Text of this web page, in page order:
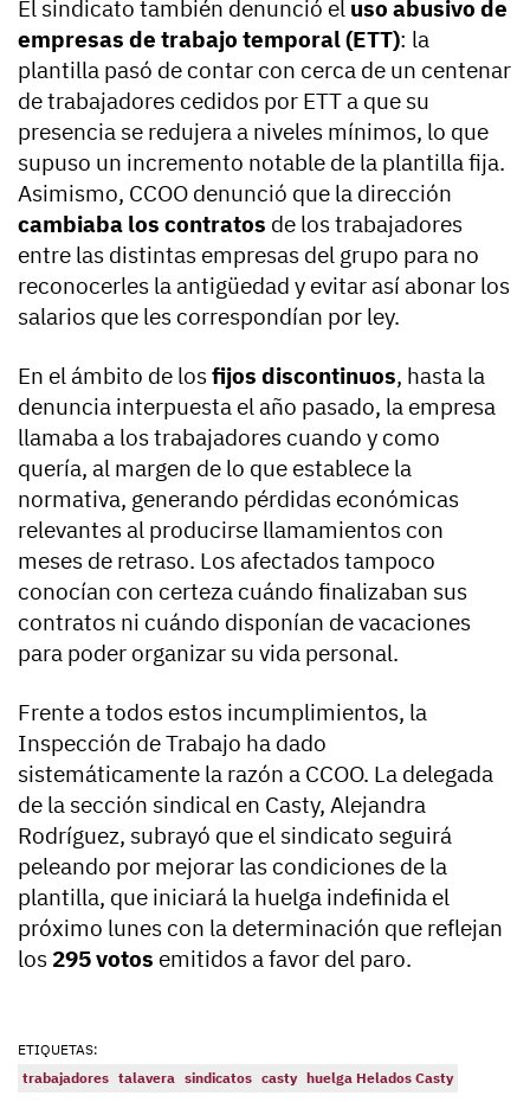
El sindicato también denunció el uso abusivo de
empresas de trabajo temporal (ETT): la
plantilla pasó de contar con cerca de un centenar
de trabajadores cedidos por ETT a que su
presencia se redujera a niveles mínimos, lo que
supuso un incremento notable de la plantilla fija.
Asimismo, CCOO denunció que la dirección
cambiaba los contratos de los trabajadores
entre las distintas empresas del grupo para no
reconocerles la antigüedad y evitar así abonar los
salarios que les correspondían por ley.
En el ámbito de losfijos discontinuos, hasta la
denuncia interpuesta el año pasado, la empresa
llamaba a los trabajadores cuando y como
quería, al margen de lo que establece la
normativa, generando pérdidas económicas
relevantes al producirse llamamientos con
meses de retraso. Los afectados tampoco
conocían con certeza cuándo finalizaban sus
contratos ni cuándo disponían de vacaciones
para poder organizar su vida personal.
Frente a todos estos incumplimientos, la
Inspección de Trabajo ha dado
sistemáticamente la razón a CCOO. La delegada
de la sección sindical en Casty, Alejandra
Rodríguez, subrayó que el sindicato seguirá
peleando por mejorar las condiciones de la
plantilla, que iniciará la huelga indefinida el
próximo lunes con la determinación que reflejan
los 295 votos emitidos a favor del paro.
ETIQUETAS:
trabajadores talavera sindicatos casty huelga Helados Casty